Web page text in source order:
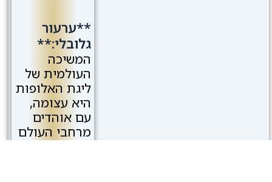
**ערעור
גלובלי:**
המשיכה
העולמית של
ליגת האלופות
היא עצומה,
עם אוהדים
מרחבי העולם